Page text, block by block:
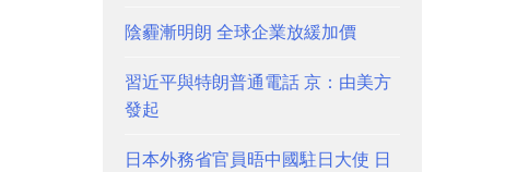
陰霾漸明朗 全球企業放緩加價
習近平與特朗普通電話 京：由美方
發起
日本外務省官員晤中國駐日大使 日